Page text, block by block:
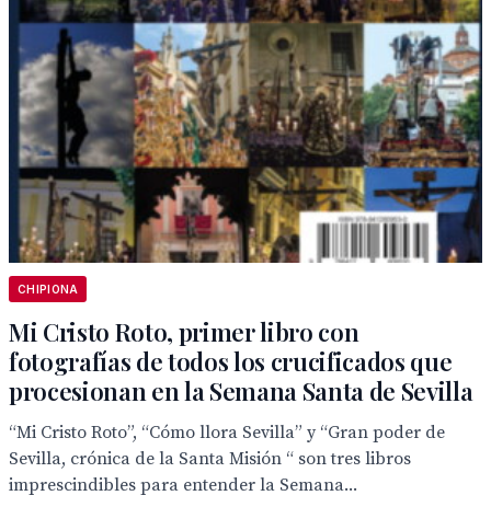
CHIPIONA
Mi Cristo Roto, primer libro con
fotografías de todos los crucificados que
procesionan en la Semana Santa de Sevilla
“Mi Cristo Roto”, “Cómo llora Sevilla” y “Gran poder de
Sevilla, crónica de la Santa Misión “ son tres libros
imprescindibles para entender la Semana...